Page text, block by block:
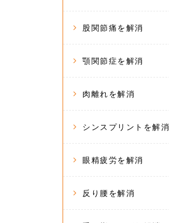
股関節痛を解消
顎関節症を解消
肉離れを解消
シンスプリントを解消
眼精疲労を解消
反り腰を解消